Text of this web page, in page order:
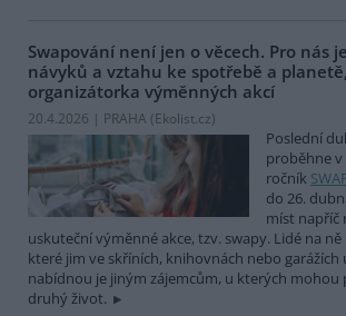
Swapování není jen o věcech. Pro nás
návyků a vztahu ke spotřebě a
organizátorka výměnných akcí
20.4.2026 | PRAHA (Ekolist.cz)
Poslední
proběhne v
ročník
do 26.
míst napříč
uskuteční výměnné akce, tzv. swapy. Lidé na
které jim ve skříních, knihovnách nebo garážích
nabídnou je jiným zájemcům, u kterých mohou
druhý život.